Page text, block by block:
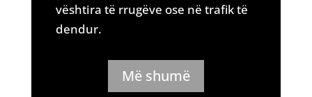
vështira të rrugëve ose në trafik të
dendur.
Më shumë